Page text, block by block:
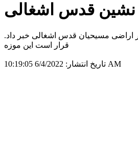
قدس اشغالی
اراضی مسیحیان قدس اشغالی خبر داد.
قرار است این موزه
تاریخ انتشار: 6/4/2022 10:19:05 AM